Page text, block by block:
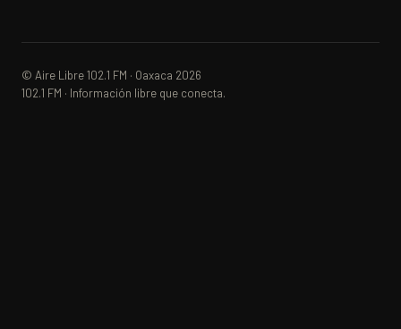
© Aire Libre 102.1 FM · Oaxaca 2026
102.1 FM · Información libre que conecta.